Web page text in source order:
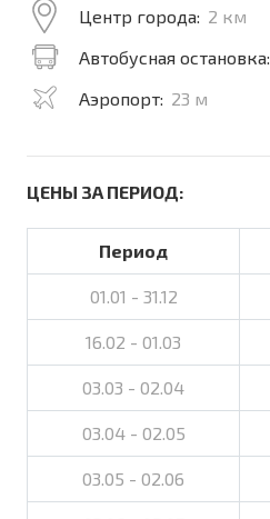
Центр города: 2 км
Автобусная остановка:
Аэропорт: 23 м
ЦЕНЫ ЗА ПЕРИОД:
Период
01.01 - 31.12
16.02 - 01.03
03.03 - 02.04
03.04 - 02.05
03.05 - 02.06